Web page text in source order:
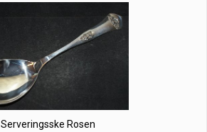
Serveringsske Rosen